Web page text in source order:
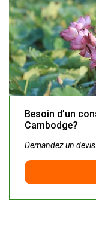
Besoin d’un
Cambodge?
Demandez un